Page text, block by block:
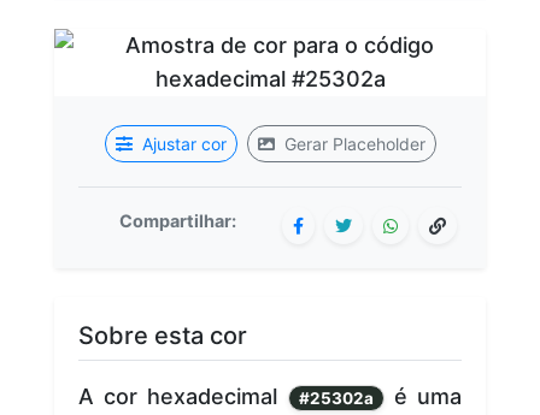
Ajustar cor Gerar Placeholder
Compartilhar:
Sobre esta cor
A cor hexadecimal #25302a
é uma